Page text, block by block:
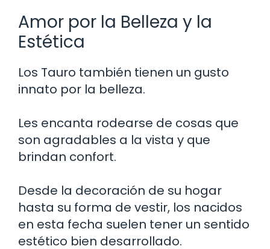
Amor por la Belleza y la
Estética
Los Tauro también tienen un gusto
innato por la belleza.
Les encanta rodearse de cosas que
son agradables a la vista y que
brindan confort.
Desde la decoración de su hogar
hasta su forma de vestir, los nacidos
en esta fecha suelen tener un sentido
estético bien desarrollado.